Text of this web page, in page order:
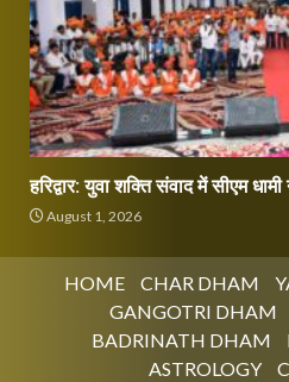
हरिद्वार: युवा शक्ति संवाद में सीएम
August 1, 2026
HOME CHAR DHAM
GANGOTRI DHAM
BADRINATH DHAM
ASTROLOGY